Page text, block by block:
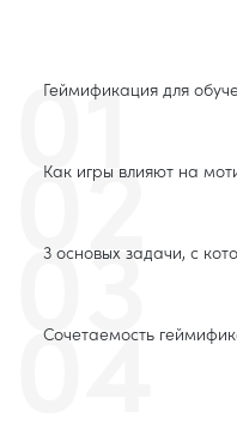
01
Геймификация для
02
Как игры влияют на
03
3 основых задачи, с
04
Сочетаемость